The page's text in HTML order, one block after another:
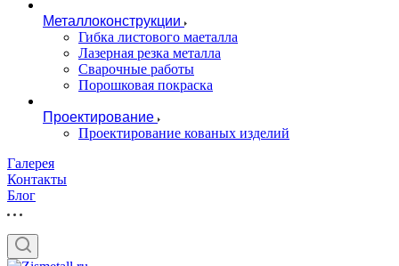
Металлоконструкции
Гибка листового маеталла
Лазерная резка металла
Сварочные работы
Порошковая покраска
Проектирование
Проектирование кованых изделий
Галерея
Контакты
Блог